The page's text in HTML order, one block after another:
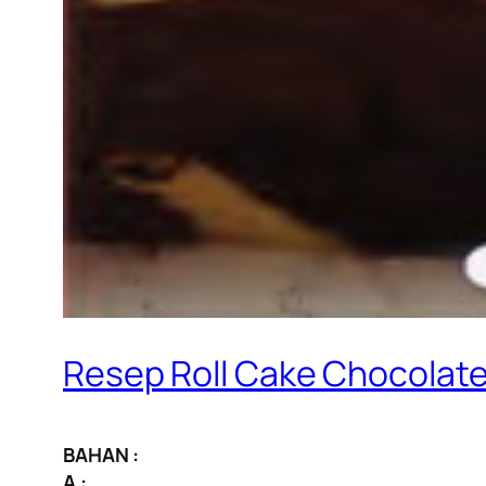
Resep Roll Cake
BAHAN :